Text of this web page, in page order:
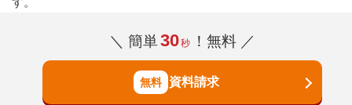
＼ 簡単30秒 ！無料 ／
資料請求